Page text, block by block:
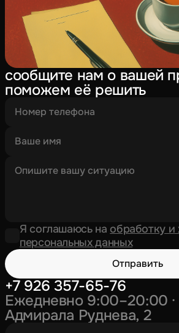
сообщите нам о вашей
поможем её решить
Я соглашаюсь на обработку и
персональных данных
Отправить
+7 926 357-65-76
Ежедневно 9:00–20:00
Адмирала Руднева, 2